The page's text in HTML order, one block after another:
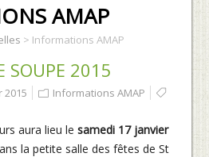
AMAP
> Informations AMAP
SOUPE 2015
2015
Informations AMAP
aura lieu le samedi 17 janvier
la petite salle des fêtes de St